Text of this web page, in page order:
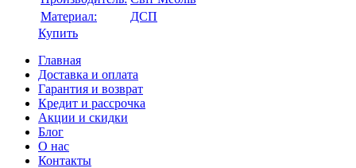
Материал:
ДСП
Купить
Главная
Доставка и оплата
Гарантия и возврат
Кредит и рассрочка
Акции и скидки
Блог
О нас
Контакты